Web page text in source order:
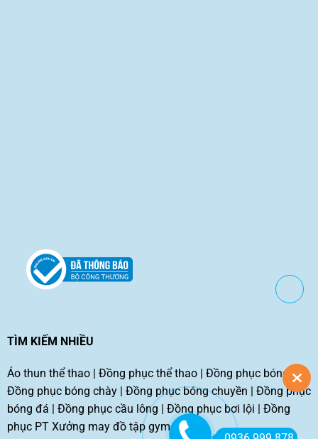
TÌM KIẾM NHIỀU
Áo thun thể thao| Đồng phục thể thao| Đồng phục bóng rổ|
Đồng phục bóng chày| Đồng phục bóng chuyền
Đồng phục
bóng đá
Đồng phục cầu lông Đồng phục bơi lội
Đồng
phục PT Xưởng may đồ tập gym tphcm